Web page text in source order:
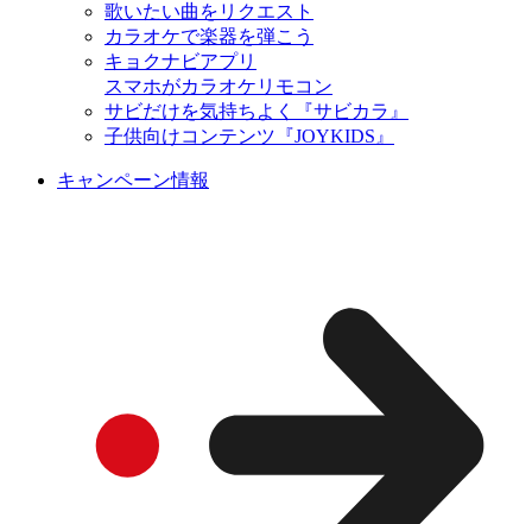
歌いたい曲をリクエスト
カラオケで楽器を弾こう
キョクナビアプリ
スマホがカラオケリモコン
サビだけを気持ちよく『サビカラ』
子供向けコンテンツ『JOYKIDS』
キャンペーン情報